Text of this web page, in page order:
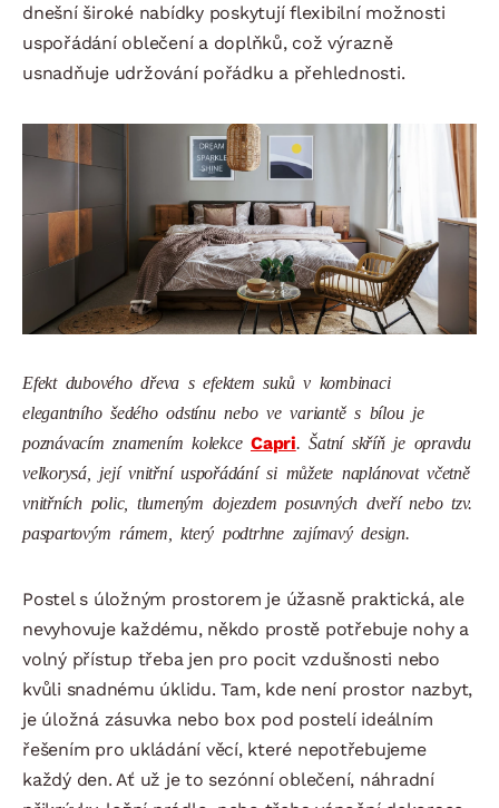
dnešní široké nabídky poskytují flexibilní možnosti
uspořádání oblečení a doplňků, což výrazně
usnadňuje udržování pořádku a přehlednosti.
Efekt dubového dřeva s efektem suků v kombinaci
elegantního šedého odstínu nebo ve variantě s bílou je
poznávacím znamením kolekce Capri . Šatní skříň je opravdu
velkorysá, její vnitřní uspořádání si můžete naplánovat včetně
vnitřních polic, tlumeným dojezdem posuvných dveří nebo tzv.
paspartovým rámem, který podtrhne zajímavý design.
Postel s úložným prostorem je úžasně praktická, ale
nevyhovuje každému, někdo prostě potřebuje nohy a
volný přístup třeba jen pro pocit vzdušnosti nebo
kvůli snadnému úklidu. Tam, kde není prostor nazbyt,
je úložná zásuvka nebo box pod postelí ideálním
řešením pro ukládání věcí, které nepotřebujeme
každý den. Ať už je to sezónní oblečení, náhradní